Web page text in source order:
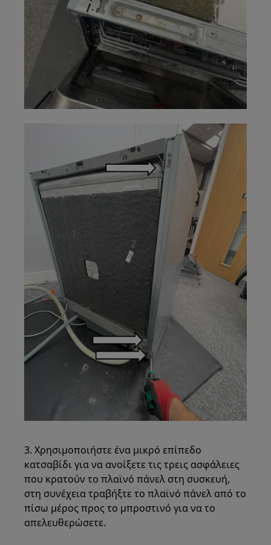
3. Χρησιμοποιήστε ένα μικρό επίπεδο
κατσαβίδι για να ανοίξετε τις τρεις ασφάλειες
που κρατούν το πλαϊνό πάνελ στη συσκευή,
στη συνέχεια τραβήξτε το πλαϊνό πάνελ από το
πίσω μέρος προς το μπροστινό για να το
απελευθερώσετε.